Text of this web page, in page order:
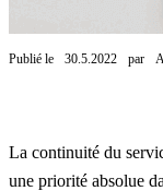
Publié le 30.5.2022 par
La continuité du
une priorité absolue